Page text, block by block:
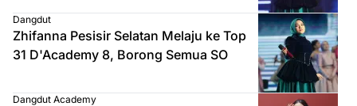
Dangdut
Zhifanna Pesisir Selatan Melaju ke Top
31 D'Academy 8, Borong Semua SO
Dangdut Academy